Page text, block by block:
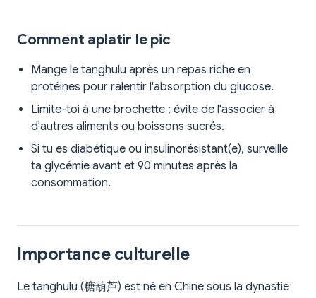
Comment aplatir le pic
Mange le tanghulu après un repas riche en
protéines pour ralentir l'absorption du glucose.
Limite-toi à une brochette ; évite de l'associer à
d'autres aliments ou boissons sucrés.
Si tu es diabétique ou insulinorésistant(e), surveille
ta glycémie avant et 90 minutes après la
consommation.
Importance culturelle
Le tanghulu (糖葫芦) est né en Chine sous la dynastie